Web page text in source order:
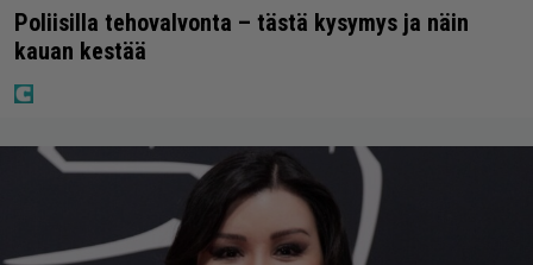
Poliisilla tehovalvonta – tästä kysymys ja näin
kauan kestää